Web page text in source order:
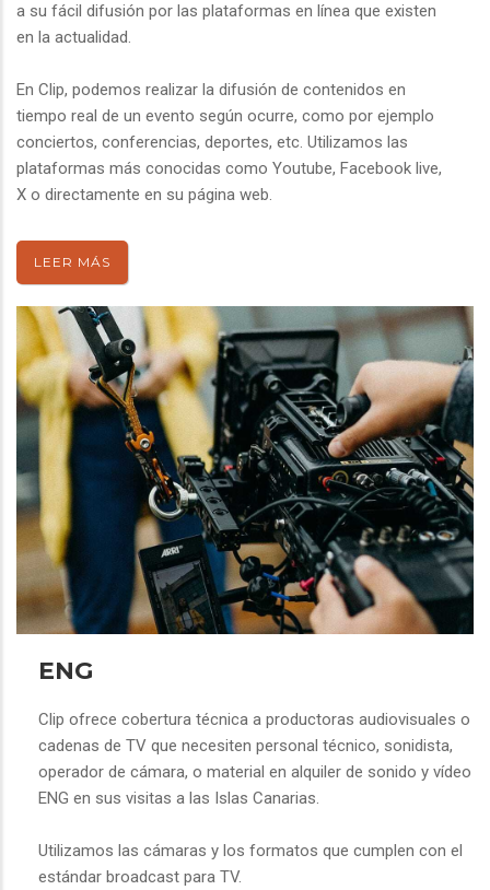
a su fácil difusión por las plataformas en línea que existen
en la actualidad.
En Clip, podemos realizar la difusión de contenidos en
tiempo real de un evento según ocurre, como por ejemplo
conciertos, conferencias, deportes, etc. Utilizamos las
plataformas más conocidas como Youtube, Facebook live,
X o directamente en su página web.
LEER MÁS
ENG
Clip ofrece cobertura técnica a productoras audiovisuales o
cadenas de TV que necesiten personal técnico, sonidista,
operador de cámara, o material en alquiler de sonido y vídeo
ENG en sus visitas a las Islas Canarias.
Utilizamos las cámaras y los formatos que cumplen con el
estándar broadcast para TV.